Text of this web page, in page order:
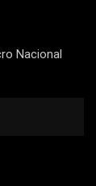
Nacional